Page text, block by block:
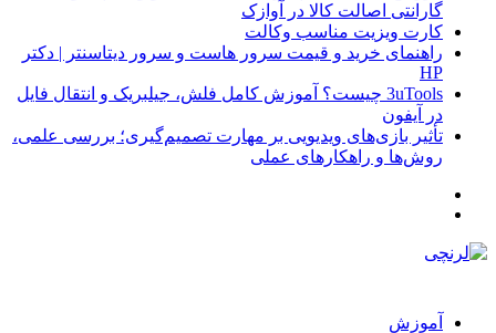
گارانتی اصالت کالا در آوازک
کارت ویزیت مناسب وکالت
راهنمای خرید و قیمت سرور هاست و سرور دیتاسنتر | دکتر
HP
3uTools چیست؟ آموزش کامل فلش، جیلبریک و انتقال فایل
در آیفون
تأثیر بازی‌های ویدیویی بر مهارت تصمیم‌گیری؛ بررسی علمی،
روش‌ها و راهکارهای عملی
آموزش